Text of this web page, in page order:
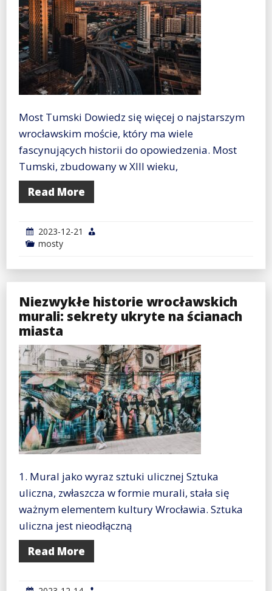
Most Tumski Dowiedz się więcej o najstarszym
wrocławskim moście, który ma wiele
fascynujących historii do opowiedzenia. Most
Tumski, zbudowany w XIII wieku,
Read More
2023-12-21
mosty
Niezwykłe historie wrocławskich
murali: sekrety ukryte na ścianach
miasta
1. Mural jako wyraz sztuki ulicznej Sztuka
uliczna, zwłaszcza w formie murali, stała się
ważnym elementem kultury Wrocławia. Sztuka
uliczna jest nieodłączną
Read More